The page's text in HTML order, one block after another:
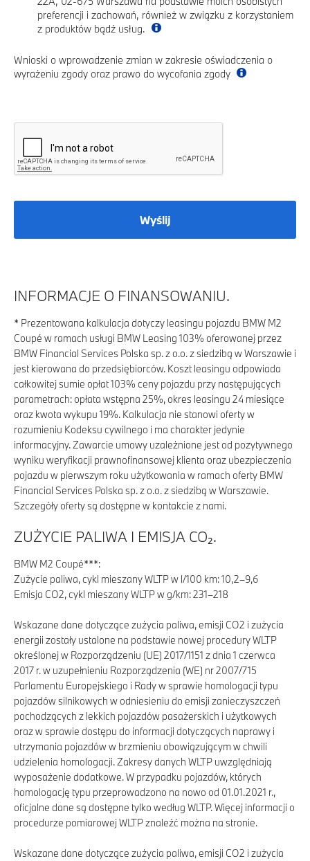
preferencji i zachowań, również w związku z korzystaniem
z produktów bądź usług.
Wnioski o wprowadzenie zmian w zakresie oświadczenia o
wyrażeniu zgody oraz prawo do wycofania zgody
Wyślij
INFORMACJE O FINANSOWANIU.
* Prezentowana kalkulacja dotyczy leasingu pojazdu BMW M2
Coupé w ramach usługi BMW Leasing 103% oferowanej przez
BMW Financial Services Polska sp. z o.o. z siedzibą w Warszawie i
jest kierowana do przedsiębiorców. Koszt leasingu odpowiada
całkowitej sumie opłat 103% ceny pojazdu przy następujących
parametrach: opłata wstępna 25%, okres leasingu 24 miesiące
oraz kwota wykupu 19%. Kalkulacja nie stanowi oferty w
rozumieniu Kodeksu cywilnego i ma charakter jedynie
informacyjny. Zawarcie umowy uzależnione jest od pozytywnego
wyniku weryfikacji prawnofinansowej klienta oraz ubezpieczenia
pojazdu w pierwszym roku użytkowania w ramach oferty BMW
Financial Services Polska sp. z o.o. z siedzibą w Warszawie.
Szczegóły oferty są dostępne w kontakcie z nami.
ZUŻYCIE PALIWA I EMISJA CO₂.
BMW M2 Coupé***:
Zużycie paliwa, cykl mieszany WLTP w l/100 km: 10,2–9,6
Emisja CO2, cykl mieszany WLTP w g/km: 231–218
Wskazane dane dotyczące zużycia paliwa, emisji CO2 i zużycia
energii zostały ustalone na podstawie nowej procedury WLTP
określonej w Rozporządzeniu (UE) 2017/1151 z dnia 1 czerwca
2017 r. w uzupełnieniu Rozporządzenia (WE) nr 2007/715
Parlamentu Europejskiego i Rady w sprawie homologacji typu
pojazdów silnikowych w odniesieniu do emisji zanieczyszczeń
pochodzących z lekkich pojazdów pasażerskich i użytkowych
oraz w sprawie dostępu do informacji dotyczących naprawy i
utrzymania pojazdów w brzmieniu obowiązującym w chwili
udzielenia homologacji. Zakresy danych WLTP uwzględniają
wyposażenie dodatkowe. W przypadku pojazdów, których
homologację typu przeprowadzono na nowo od 01.01.2021 r.,
oficjalne dane są dostępne tylko według WLTP. Więcej informacji o
procedurze pomiarowej WLTP znaleźć można na stronie.
Wskazane dane dotyczące zużycia paliwa, emisji CO2 i zużycia